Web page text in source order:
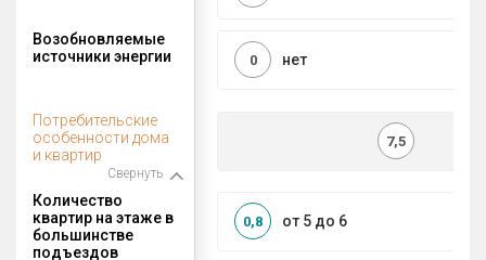
Возобновляемые
источники энергии
нет
0
Потребительские
особенности дома
и квартир
Свернуть
7,5
Количество
квартир на этаже в
большинстве
подъездов
от 5 до 6
0,8